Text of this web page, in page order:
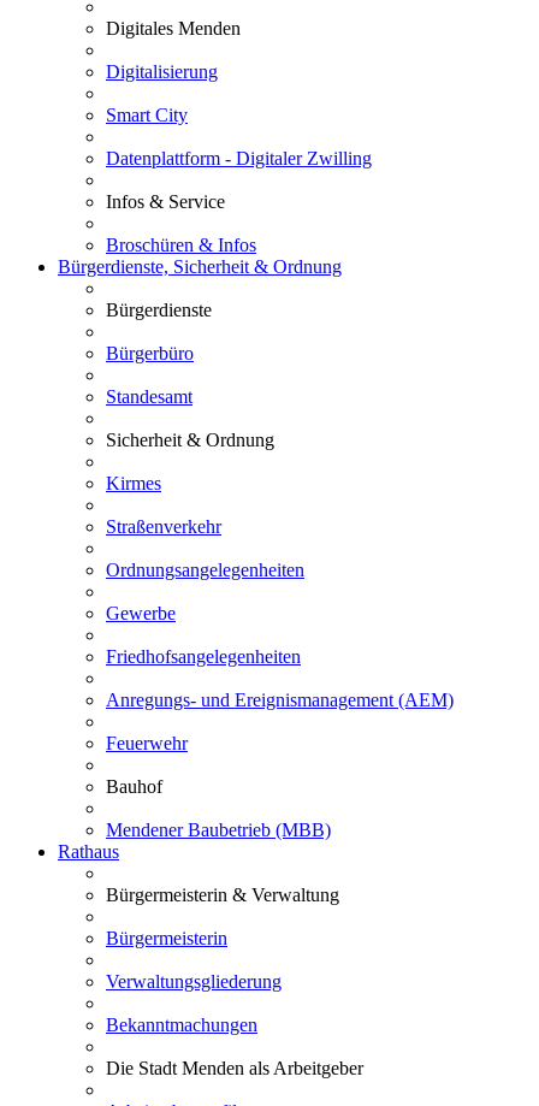
Digitales Menden
Digitalisierung
Smart City
Datenplattform - Digitaler Zwilling
Infos & Service
Broschüren & Infos
Bürgerdienste, Sicherheit & Ordnung
Bürgerdienste
Bürgerbüro
Standesamt
Sicherheit & Ordnung
Kirmes
Straßenverkehr
Ordnungsangelegenheiten
Gewerbe
Friedhofsangelegenheiten
Anregungs- und Ereignismanagement (AEM)
Feuerwehr
Bauhof
Mendener Baubetrieb (MBB)
Rathaus
Bürgermeisterin & Verwaltung
Bürgermeisterin
Verwaltungsgliederung
Bekanntmachungen
Die Stadt Menden als Arbeitgeber